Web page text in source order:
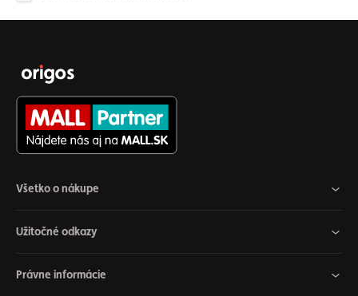
Všetko o nákupe
Užitočné odkazy
Právne informácie